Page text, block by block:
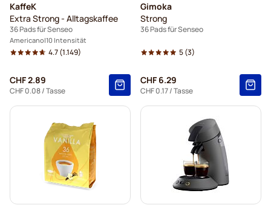
KaffeK
Extra Strong - Alltagskaffee
36 Pads für Senseo
Americano 10 Intensität
4.7(1.149)
CHF 2.89
CHF 0.08/ Tasse
Gimoka
Strong
36 Pads für Senseo
5(3)
CHF 6.29
CHF 0.17/ Tasse